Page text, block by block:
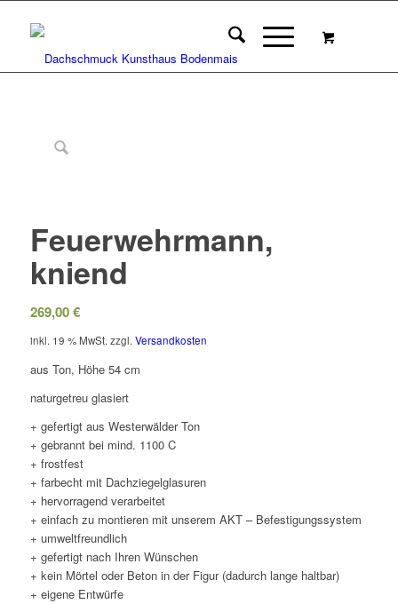
Feuerwehrmann,
kniend
269,00€
inkl. 19 % MwSt. zzgl. Versandkosten
aus Ton, Höhe 54 cm
naturgetreu glasiert
+ gefertigt aus Westerwälder Ton
+ gebrannt bei mind. 1100 C
+ frostfest
+ farbecht mit Dachziegelglasuren
+ hervorragend verarbeitet
+ einfach zu montieren mit unserem AKT – Befestigungssystem
+ umweltfreundlich
+ gefertigt nach Ihren Wünschen
+ kein Mörtel oder Beton in der Figur (dadurch lange haltbar)
+ eigene Entwürfe